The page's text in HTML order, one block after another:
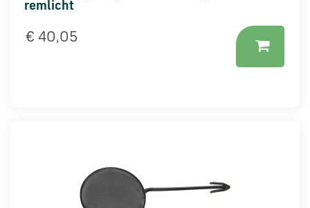
remlicht
€ 40,05